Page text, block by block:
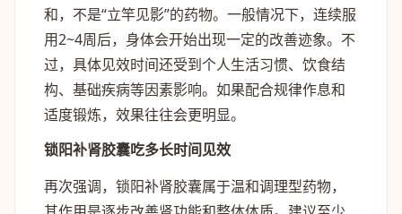
和，不是“立竿见影”的药物。一般情况下，连续服
用2~4周后，身体会开始出现一定的改善迹象。不
过，具体见效时间还受到个人生活习惯、饮食结
构、基础疾病等因素影响。如果配合规律作息和
适度锻炼，效果往往会更明显。
锁阳补肾胶囊吃多长时间见效
再次强调，锁阳补肾胶囊属于温和调理型药物，